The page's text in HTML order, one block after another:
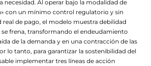
necesidad. Al operar bajo la modalidad de
con un mínimo control regulatorio y sin
real de pago, el modelo muestra debilidad
frena, transformando el endeudamiento
de la demanda y en una contracción de las
lo tanto, para garantizar la sostenibilidad del
implementar tres líneas de acción